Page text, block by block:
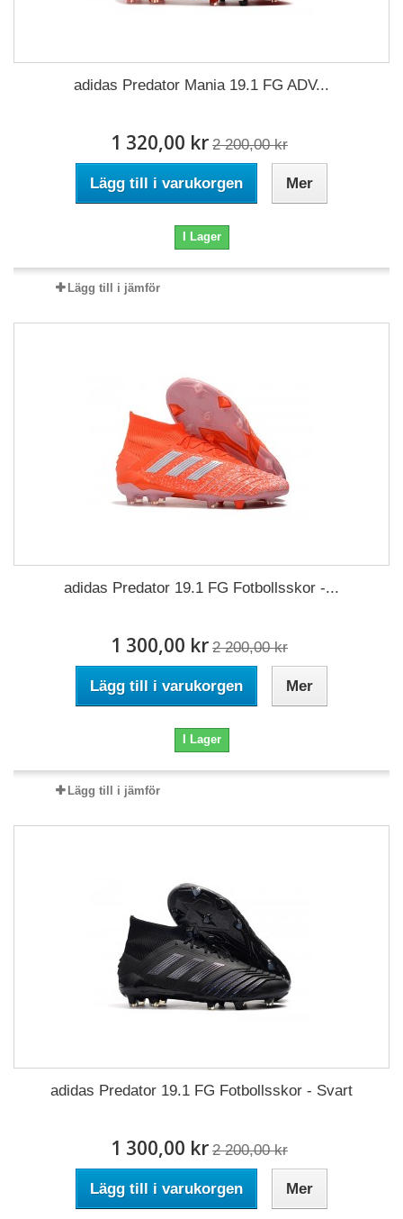
adidas Predator Mania 19.1 FG ADV...
1 320,00 kr 2 200,00 kr
Lägg till i varukorgen Mer
I Lager
Lägg till i jämför
adidas Predator 19.1 FG Fotbollsskor -...
1 300,00 kr 2 200,00 kr
Lägg till i varukorgen Mer
I Lager
Lägg till i jämför
adidas Predator 19.1 FG Fotbollsskor - Svart
1 300,00 kr 2 200,00 kr
Lägg till i varukorgen Mer